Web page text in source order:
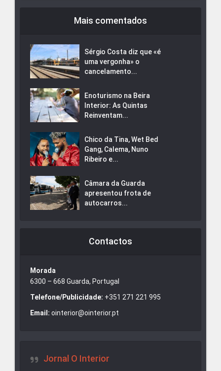
Mais comentados
Sérgio Costa diz que «é
uma vergonha» o
cancelamento...
Enoturismo na Beira
Interior: As Quintas
Reinventam...
Chico da Tina, Wet Bed
Gang, Calema, Nuno
Ribeiro e...
Câmara da Guarda
apresentou frota de
autocarros...
Contactos
Morada
6300 – 668 Guarda, Portugal
Telefone/Publicidade: +351 271 221 995
Email: ointerior@ointerior.pt
Jornal O Interior